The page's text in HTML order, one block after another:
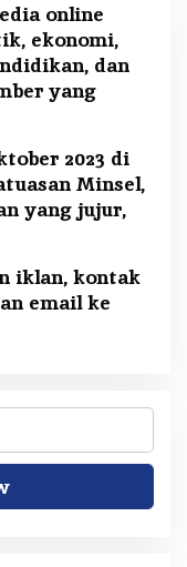
online
ekonomi,
dan
yang
2023 di
Minsel,
yang jujur,
iklan, kontak
email ke